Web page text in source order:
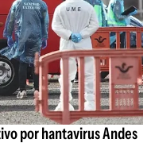
por hantavirus Andes